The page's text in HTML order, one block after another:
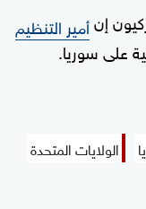
إنأمير التنظيم
على سوريا.
الولايات المتحدة